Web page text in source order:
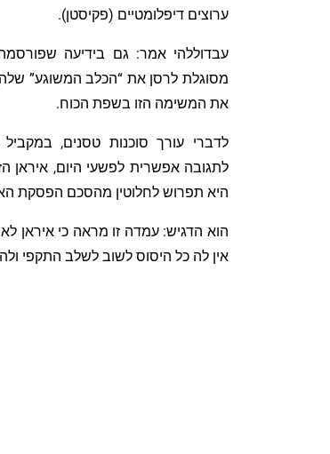
ערוצים דיפלומטיים (פקיסטן).
עבדוללהי אמר: גם בידיעה
מסוגלת לרסן את “הכלב המשוגע”
את המשימה הזו בשפת הכוח.
לדברי עורך סוכנות טסנים,
לתגובה אפשרית לפשעי היום, איראן
היא תפרוש לחלוטין מהסכם הפסקת
הוא הדגיש: עמדה זו מראה כי איראן
אין לה כל היסוס לשוב לשלב התקפי